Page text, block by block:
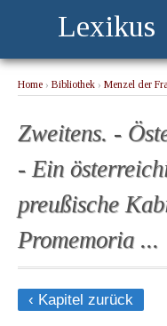
Lexikus
Home › Bibliothek › Menzel der
Zweitens. -
- Ein
preußische
Promemoria ...
‹ Kapitel zurück